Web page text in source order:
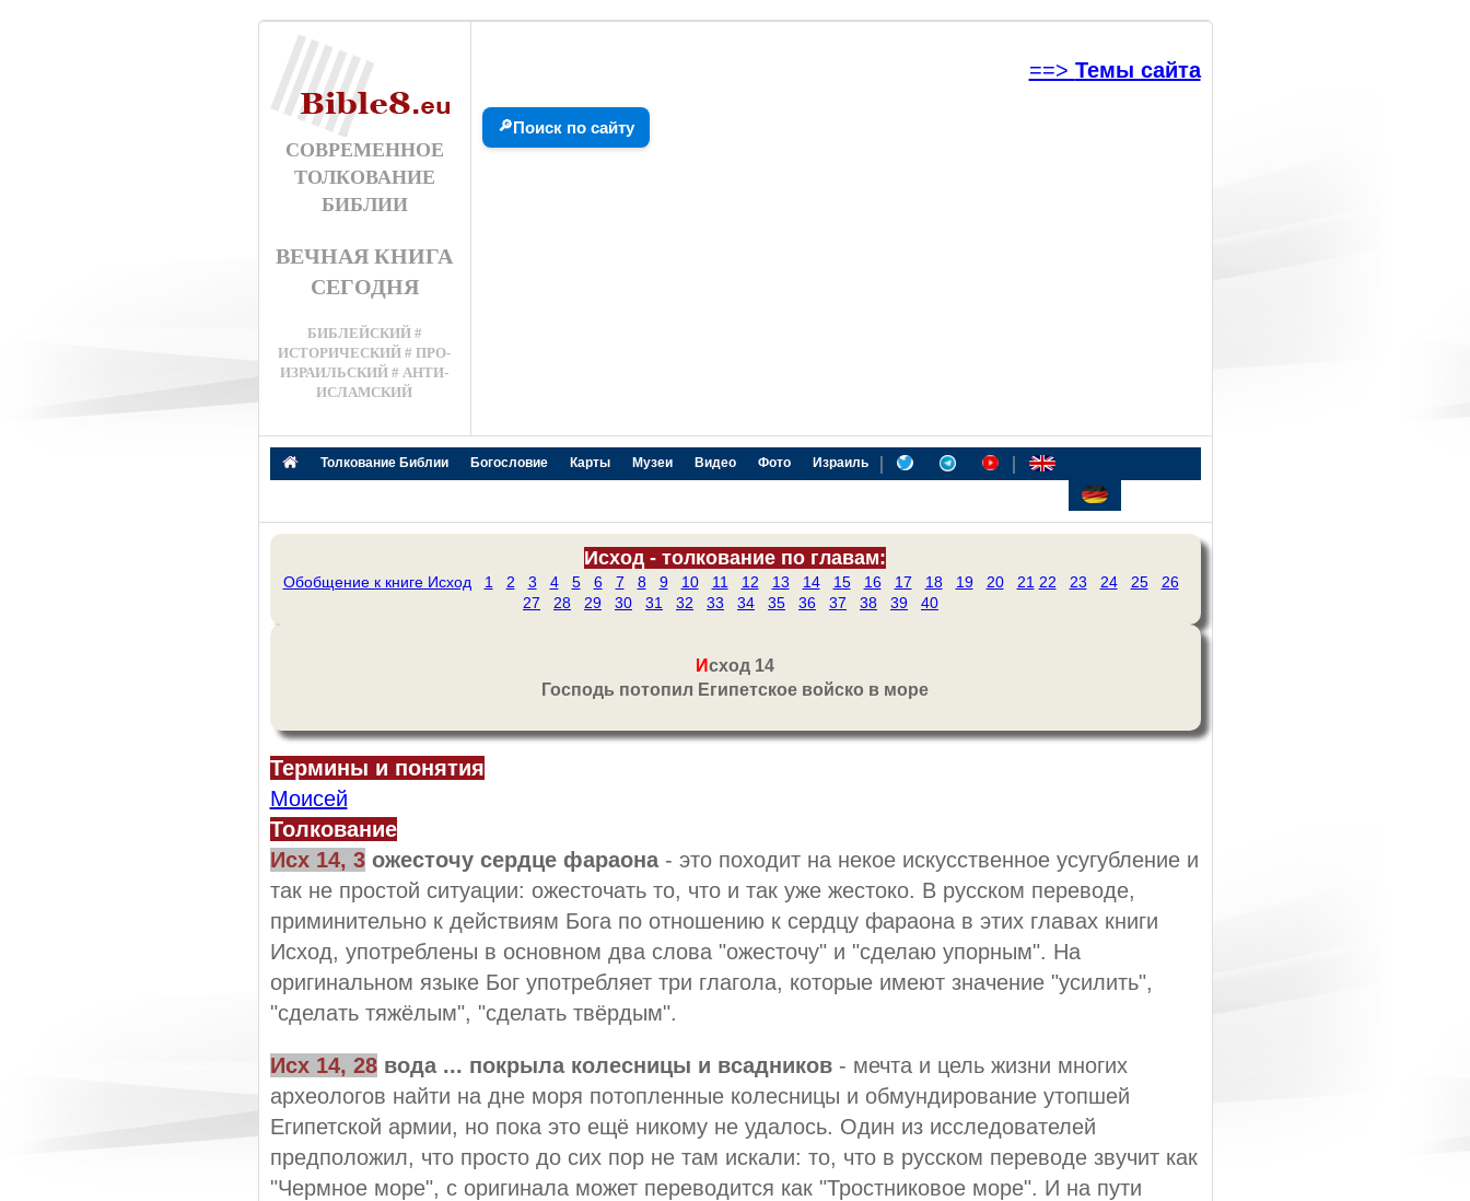
СОВРЕМЕННОЕ
ТОЛКОВАНИЕ
БИБЛИИ
ВЕЧНАЯ КНИГА
СЕГОДНЯ
БИБЛЕЙСКИЙ #
ИСТОРИЧЕСКИЙ # ПРО-
ИЗРАИЛЬСКИЙ # АНТИ-
ИСЛАМСКИЙ
==> Темы сайта
🔎Поиск по сайту
Толкование Библии Богословие Карты Музеи Видео Фото Израиль | |
Исход - толкование по главам:
Обобщение к книге Исход 1 2 3 4 5 6 7 8 9 10 11 12 13 14 15 16 17 18 19 20 21 22 23 24 25
26
27
28 29 30 31 32 33 34 35 36 37 38 39 40
Исход 14
Господь потопил Египетское войско в море
Термины и понятия
Моисей
Толкование
Исх 14, 3 ожесточу сердце фараона- это походит на некое искусственное усугубление и
так не простой ситуации: ожесточать то, что и так уже жестоко. В русском переводе,
приминительно к действиям Бога по отношению к сердцу фараона в этих главах книги
Исход, употреблены в основном два слова "ожесточу" и "сделаю упорным". На
оригинальном языке Бог употребляет три глагола, которые имеют значение "усилить",
"сделать тяжёлым", "сделать твёрдым".
Исх 14, 28 вода ... покрыла колесницы и всадников- мечта и цель жизни многих
археологов найти на дне моря потопленные колесницы и обмундирование утопшей
Египетской армии, но пока это ещё никому не удалось. Один из исследователей
предположил, что просто до сих пор не там искали: то, что в русском переводе звучит как
"Чермное море", с оригинала может переводится как "Тростниковое море". И на пути